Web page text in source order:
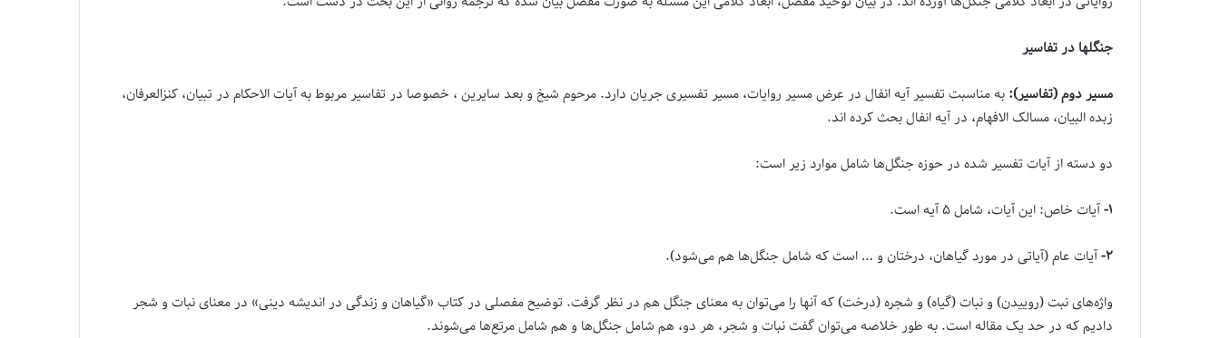
جنگلها در تفاسیر
مسیر دوم (تفاسیر): به مناسبت تفسیر آیه انفال در عرض مسیر روایات، مسیر تفسیری جریان دارد. مرحوم شیخ و بعد سایرین ، خصوصا در تفاسیر مربوط به آیات الاحکام در تبیان، کنزالعرفان،
زبده البیان، مسالک الافهام، در آیه انفال بحث کرده اند.
دو دسته از آیات تفسیر شده در حوزه جنگل‌ها شامل موارد زیر است:
۱- آیات خاص: این آیات، شامل ۵ آیه است.
۲- آیات عام (آیاتی در مورد گیاهان، درختان و … است که شامل جنگل‌ها هم می‌شود).
واژه‌های نبت (روییدن) و نبات (گیاه) و شجره (درخت) که آنها را می‌توان به معنای جنگل هم در نظر گرفت. توضیح مفصلی در کتاب «گیاهان و زندگی در اندیشه دینی» در معنای نبات و شجر
دادیم که در حد یک مقاله است. به طور خلاصه می‌توان گفت نبات و شجر، هر دو، هم شامل جنگل‌ها و هم شامل مرتع‌ها می‌شوند.